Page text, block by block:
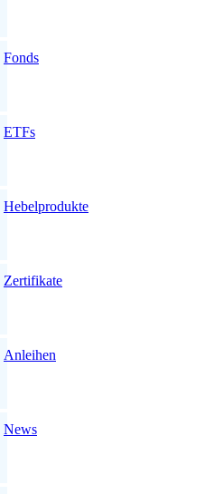
Fonds
ETFs
Hebelprodukte
Zertifikate
Anleihen
News